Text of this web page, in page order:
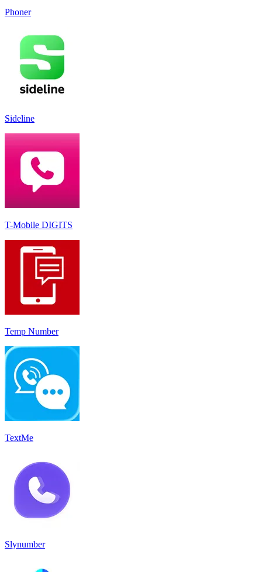
Phoner
Sideline
T-Mobile DIGITS
Temp Number
TextMe
Slynumber